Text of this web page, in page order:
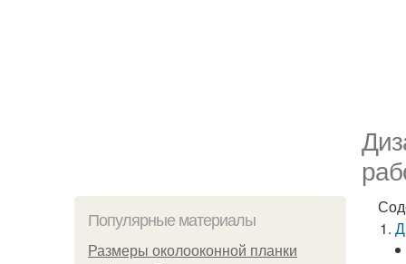
Популярные материалы
Размеры околооконной планки